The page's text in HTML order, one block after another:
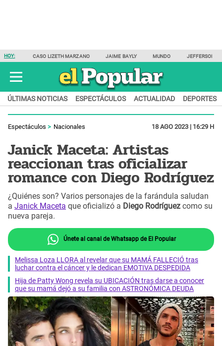
HOY: CASO LIZETH MARZANO JAIME BAYLY MUNDO JEFFERSON
ÚLTIMAS NOTICIAS ESPECTÁCULOS ACTUALIDAD DEPORTES
Espectáculos Nacionales 18 AGO 2023 | 16:29 H
Janick Maceta: Artistas
reaccionan tras oficializar
romance con Diego Rodríguez
¿Quiénes son? Varios personajes de la farándula saludan
a Janick Maceta que oficializó a Diego Rodríguez como su
nueva pareja.
Únete al canal de Whatsapp de El Popular
Melissa Loza LLORA al revelar que su MAMÁ FALLECIÓ tras
luchar contra el cáncer y le dedican EMOTIVA DESPEDIDA
Hija de Patty Wong revela su UBICACIÓN tras darse a conocer
que su mamá dejó a su familia con ASTRONÓMICA DEUDA